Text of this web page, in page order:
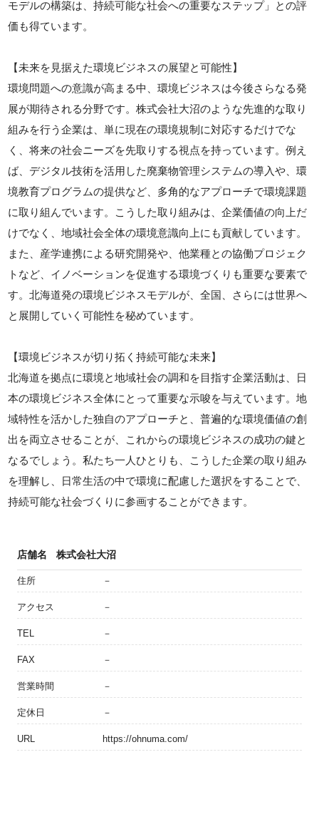
モデルの構築は、持続可能な社会への重要なステップ」との評
価も得ています。
【未来を見据えた環境ビジネスの展望と可能性】
環境問題への意識が高まる中、環境ビジネスは今後さらなる発
展が期待される分野です。株式会社大沼のような先進的な取り
組みを行う企業は、単に現在の環境規制に対応するだけでな
く、将来の社会ニーズを先取りする視点を持っています。例え
ば、デジタル技術を活用した廃棄物管理システムの導入や、環
境教育プログラムの提供など、多角的なアプローチで環境課題
に取り組んでいます。こうした取り組みは、企業価値の向上だ
けでなく、地域社会全体の環境意識向上にも貢献しています。
また、産学連携による研究開発や、他業種との協働プロジェク
トなど、イノベーションを促進する環境づくりも重要な要素で
す。北海道発の環境ビジネスモデルが、全国、さらには世界へ
と展開していく可能性を秘めています。
【環境ビジネスが切り拓く持続可能な未来】
北海道を拠点に環境と地域社会の調和を目指す企業活動は、日
本の環境ビジネス全体にとって重要な示唆を与えています。地
域特性を活かした独自のアプローチと、普遍的な環境価値の創
出を両立させることが、これからの環境ビジネスの成功の鍵と
なるでしょう。私たち一人ひとりも、こうした企業の取り組み
を理解し、日常生活の中で環境に配慮した選択をすることで、
持続可能な社会づくりに参画することができます。
店舗名 株式会社大沼
住所 －
アクセス －
TEL －
FAX －
営業時間 －
定休日 －
URL https://ohnuma.com/